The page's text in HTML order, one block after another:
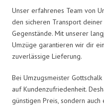
Unser erfahrenes Team von
den sicheren Transport
Gegenstände. Mit unserer
Umzüge garantieren wir dir
zuverlässige Lieferung.
Bei Umzugsmeister
auf Kundenzufriedenheit.
günstigen Preis, sondern